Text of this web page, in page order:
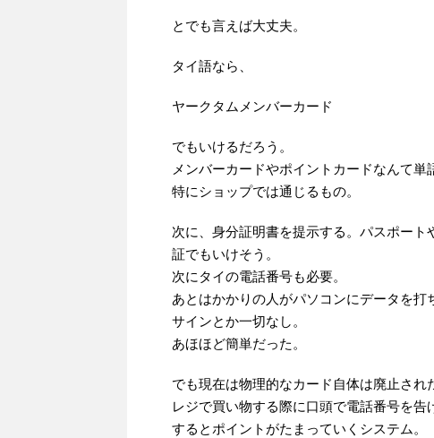
とでも言えば大丈夫。
タイ語なら、
ヤークタムメンバーカード
でもいけるだろう。
メンバーカードやポイントカードなんて単
特にショップでは通じるもの。
次に、身分証明書を提示する。パスポー
証でもいけそう。
次にタイの電話番号も必要。
あとはかかりの人がパソコンにデータを打
サインとか一切なし。
あほほど簡単だった。
でも現在は物理的なカード自体は廃止され
レジで買い物する際に口頭で電話番号を告
するとポイントがたまっていくシステム。